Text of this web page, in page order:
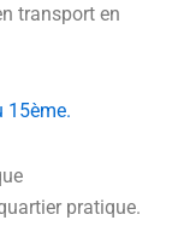
transport en
15ème.
pratique.